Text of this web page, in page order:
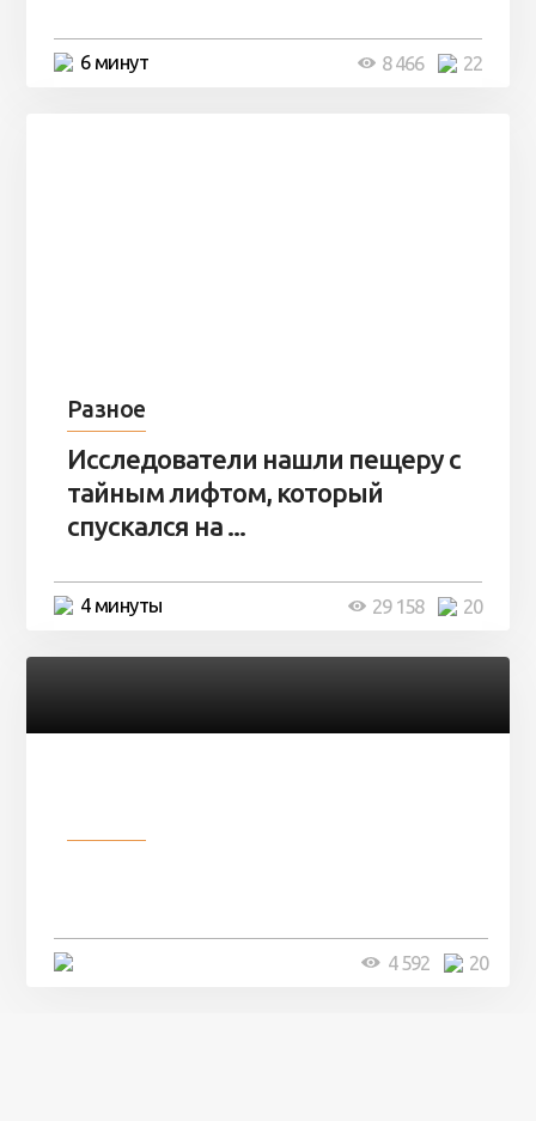
6 минут 22
8 466
Разное
Исследователи нашли пещеру с
тайным лифтом, который
спускался на ...
4 минуты 20
29 158
20
4 592